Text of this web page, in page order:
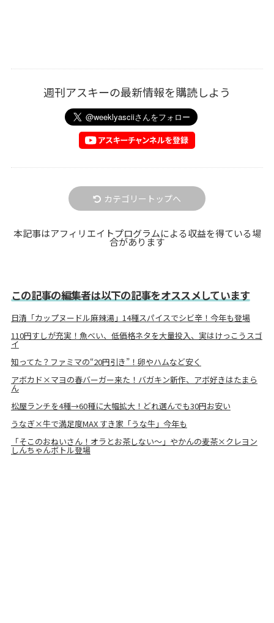
週刊アスキーの最新情報を購読しよう
カテゴリートップへ
本記事はアフィリエイトプログラムによる収益を得ている場
合があります
この記事の編集者は以下の記事をオススメしています
日清「カップヌードル麻辣湯」14種スパイスでシビ辛！今年も登場
110円すしが充実！魚べい、低価格ネタを大量投入、実はけっこうスゴ
イ
知ってた？ファミマの“20円引き”！卵やハムなど安く
アボカド×マヨの春バーガー来た！バガキン新作、アボ好きはたまら
ん
松屋ランチを4種→60種に大幅拡大！どれ選んでも30円お安い
うなぎ×牛で満足度MAX すき家「うな牛」今年も
「そこのおねいさん！オラとお茶しない〜」やかんの麦茶×クレヨン
しんちゃんボトル登場